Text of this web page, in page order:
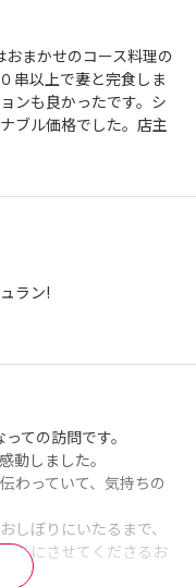
まかせのコース料理の
串以上で妻と完食しま
ンも良かったです。シ
ブル価格でした。店主
ラン!
ての訪問です。
動しました。
わっていて、気持ちの
しぼりにいたるまで、
ちにさせてくださるお